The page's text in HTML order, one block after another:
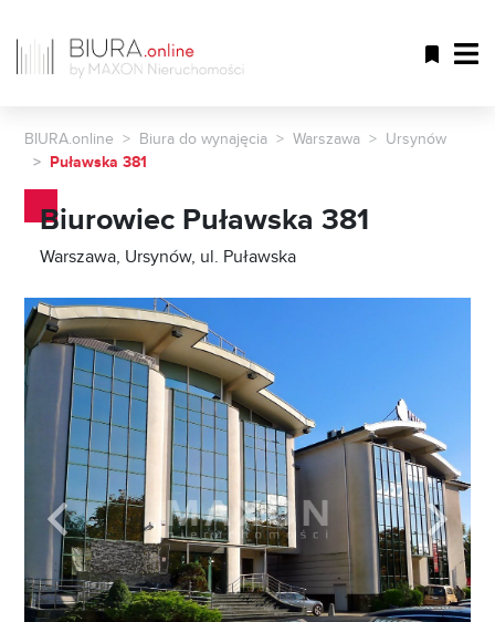
BIURA.online Biura do wynajęcia Warszawa
Ursynów
Puławska 381
Biurowiec Puławska 381
Warszawa, Ursynów, ul. Puławska